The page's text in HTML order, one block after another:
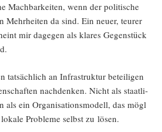
Mach­bar­kei­ten, wenn der poli­ti­sche
Mehr­hei­ten da sind. Ein neu­er, teu­rer
mir dage­gen als kla­res Gegen­stück
tat­säch­lich an Infra­struk­tur betei­li­gen
nach­den­ken. Nicht als staat­li­
als ein Orga­ni­sa­ti­ons­mo­dell, das mög­l
Pro­ble­me selbst zu lösen.